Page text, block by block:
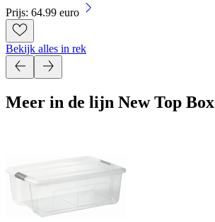
Prijs: 64.99 euro
Bekijk alles in rek
Meer in de lijn New Top Box